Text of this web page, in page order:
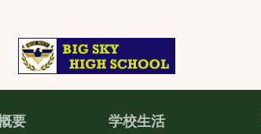
要 学校生活